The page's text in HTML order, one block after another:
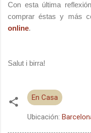
Con esta última
comprar éstas y más
online.
Salut i birra!
En Casa
Ubicación: